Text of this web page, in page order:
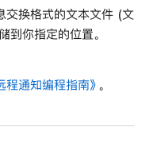
交换格式的文本文件 (文
到你指定的位置。
程通知编程指南》 。